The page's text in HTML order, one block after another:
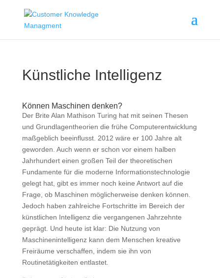
Künstliche Intelligenz
Können Maschinen denken?
Der Brite Alan Mathison Turing hat mit seinen Thesen
und Grundlagentheorien die frühe Computerentwicklung
maßgeblich beeinflusst. 2012 wäre er 100 Jahre alt
geworden. Auch wenn er schon vor einem halben
Jahrhundert einen großen Teil der theoretischen
Fundamente für die moderne Informationstechnologie
gelegt hat, gibt es immer noch keine Antwort auf die
Frage, ob Maschinen möglicherweise denken können.
Jedoch haben zahlreiche Fortschritte im Bereich der
künstlichen Intelligenz die vergangenen Jahrzehnte
geprägt. Und heute ist klar: Die Nutzung von
Maschinenintelligenz kann dem Menschen kreative
Freiräume verschaffen, indem sie ihn von
Routinetätigkeiten entlastet.